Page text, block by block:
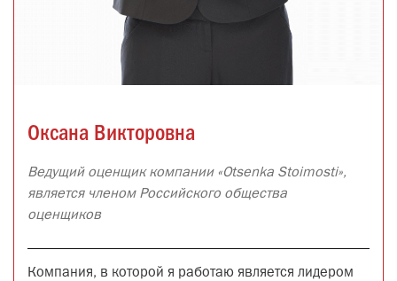
Оксана Викторовна
Ведущий оценщик компании «Otsenka Stoimosti»,
является членом Российского общества
оценщиков
Компания, в которой я работаю является лидером